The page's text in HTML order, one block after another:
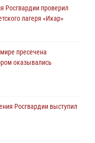
общественного
Управления
с Росгвардией» к
Росгвардии проверил
Росгвардии проверил
лагеря «Икар»
пресечена
оказывались
Росгвардии выступил